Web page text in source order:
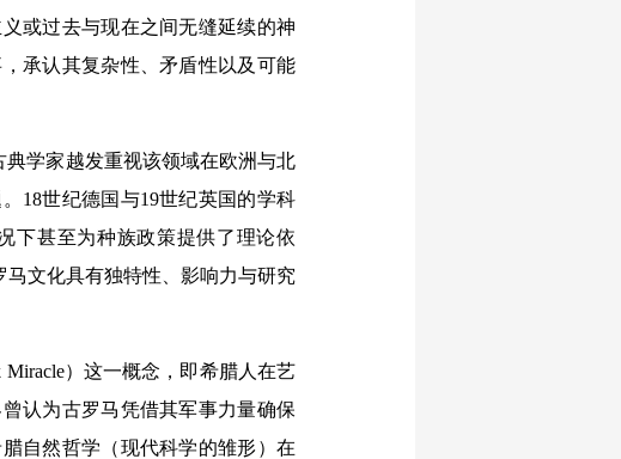
或过去与现在之间无缝延续的神
承认其复杂性、矛盾性以及可能
学家越发重视该领域在欧洲与北
18世纪德国与19世纪英国的学科
下甚至为种族政策提供了理论依
马文化具有独特性、影响力与研究
）这一概念，即希腊人在艺
认为古罗马凭借其军事力量确保
自然哲学（现代科学的雏形）在